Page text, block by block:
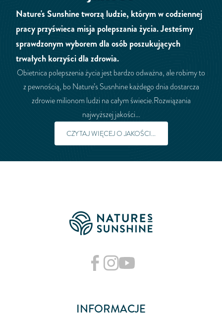
Nature's Sunshine tworzą ludzie, którym w codziennej
pracy przyświeca misja polepszania życia. Jesteśmy
sprawdzonym wyborem dla osób poszukujących
trwałych korzyści dla zdrowia.
Obietnica polepszenia życia jest bardzo odważna, ale robimy to
z pewnością, bo Nature’s Susnhine każdego dnia dostarcza
zdrowie milionom ludzi na całym świecie.Rozwiązania
najwyższej jakości…
CZYTAJ WIĘCEJ O JAKOŚCI...
INFORMACJE